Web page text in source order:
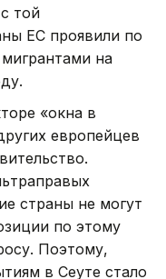
той
ЕС проявили по
на
«окна в
европейцев
страны не могут
по этому
Поэтому,
в Сеуте стало